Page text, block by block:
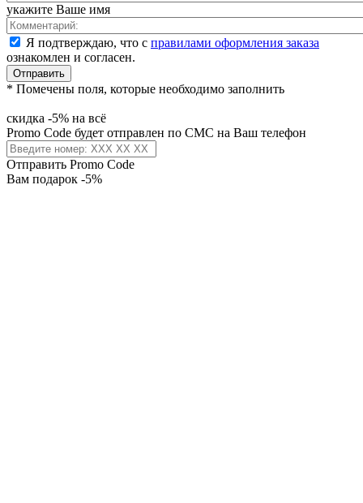
укажите Ваше имя
Я подтверждаю, что с правилами оформления заказа
ознакомлен и согласен.
Отправить
* Помечены поля, которые необходимо заполнить
скидка -5% на всё
Promo Code будет отправлен по СМС на Ваш телефон
Отправить Promo Code
Вам подарок -5%